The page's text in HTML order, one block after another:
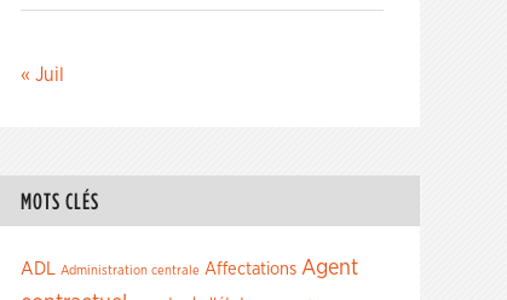
« Juil
MOTS CLÉS
ADL Administration centrale Affectations Agent